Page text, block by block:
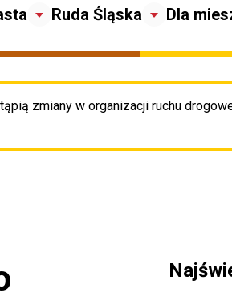
Ruda Śląska Dla
zmiany w organizacji ruchu